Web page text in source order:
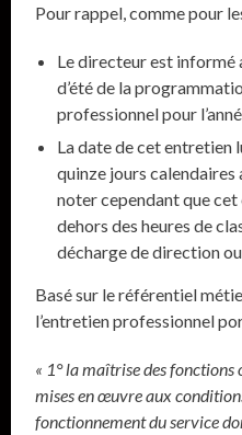
Pour rappel, comme pour
Le directeur est informé
d’été de la
professionnel pour
La date de cet entretien
quinze jours calendaires
noter cependant que
dehors des heures de
décharge de direction
Basé sur le référentiel
l’entretien professionnel
« 1° la maîtrise des fonctions
mises en œuvre aux
fonctionnement du service